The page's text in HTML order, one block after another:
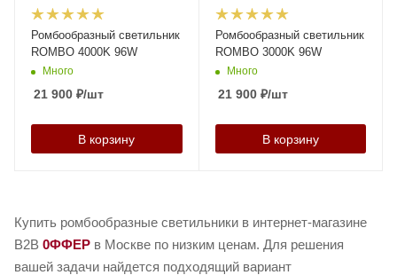
Ромбообразный светильник
ROMBO 4000K 96W
Много
21 900 ₽/шт
В корзину
Ромбообразный светильник
ROMBO 3000K 96W
Много
21 900₽/шт
В корзину
Купить ромбообразные светильники в интернет-магазине
B2B 0ФФЕР в Москве по низким ценам. Для решения
вашей задачи найдется подходящий вариант